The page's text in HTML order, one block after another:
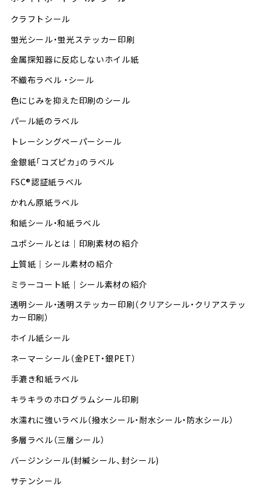
クラフトシール
蛍光シール・蛍光ステッカー印刷
金属探知器に反応しないホイル紙
不織布ラベル ・シール
色にじみを抑えた印刷のシール
パール紙のラベル
トレーシングペーパーシール
金銀紙「コズピカ」のラベル
FSC®認証紙ラベル
かれん原紙ラベル
和紙シール・和紙ラベル
ユポシールとは│印刷素材の紹介
上質紙｜シール素材の紹介
ミラーコート紙｜シール素材の紹介
透明シール・透明ステッカー印刷（クリアシール・クリアステッ
カー印刷）
ホイル紙シール
ネーマーシール（金PET・銀PET）
手漉き和紙ラベル
キラキラのホログラムシール印刷
水濡れに強いラベル（撥水シール・耐水シール・防水シール）
多層ラベル（三層シール）
バージンシール(封緘シール、封シール)
サテンシール